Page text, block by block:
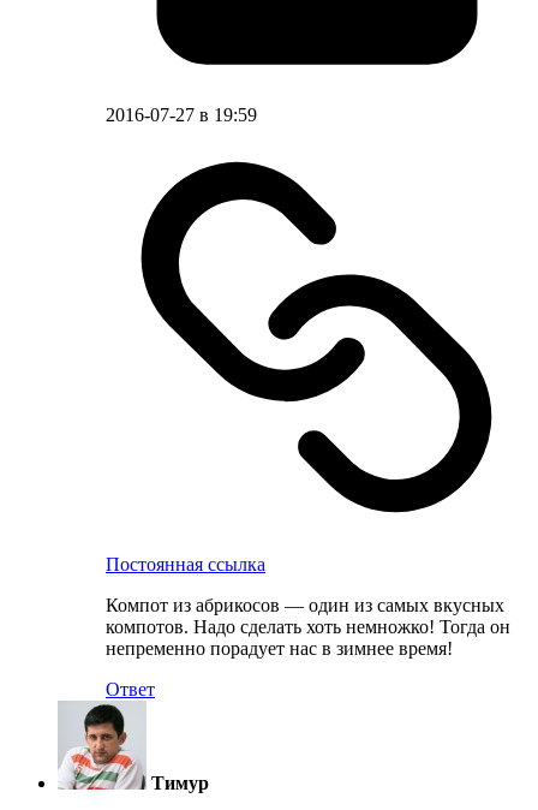
2016-07-27 в 19:59
Постоянная ссылка
Компот из абрикосов — один из самых вкусных
компотов. Надо сделать хоть немножко! Тогда он
непременно порадует нас в зимнее время!
Ответ
Тимур